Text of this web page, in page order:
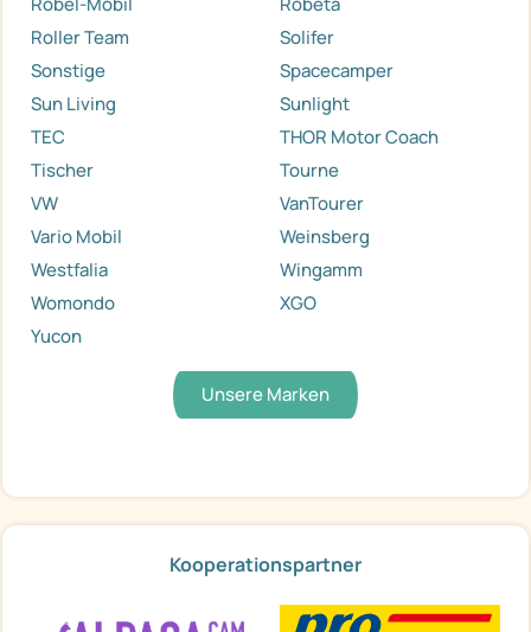
Roller Team
Solifer
Sonstige
Spacecamper
Sun Living
Sunlight
TEC
THOR Motor Coach
Tischer
Tourne
VW
VanTourer
Vario Mobil
Weinsberg
Westfalia
Wingamm
Womondo
XGO
Yucon
Unsere Marken
Kooperationspartner